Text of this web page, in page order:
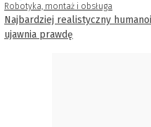
Robotyka, montaż i obsługa
Najbardziej realistyczny
ujawnia prawdę